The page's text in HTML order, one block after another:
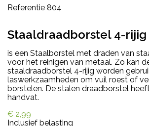
Referentie 804
Staaldraadborstel 4-rijig
is een Staalborstel met draden van
voor het reinigen van metaal. Zo kan
staaldraadborstel 4-rijig worden
laswerkzaamheden om vuil roest of
borstelen. De stalen draadborstel
handvat.
€ 2,99
Inclusief belasting